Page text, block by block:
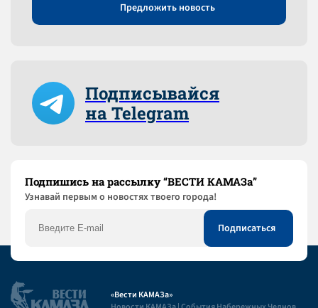
Предложить новость
Подписывайся
на Telegram
Подпишись на рассылку “ВЕСТИ КАМАЗа”
Узнaвай первым о новостях твоего города!
«Вести КАМАЗа»